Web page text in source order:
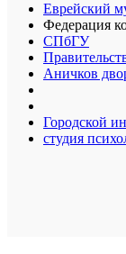
Еврейский
Федерация
СПбГУ
Аничков
Городской
студия